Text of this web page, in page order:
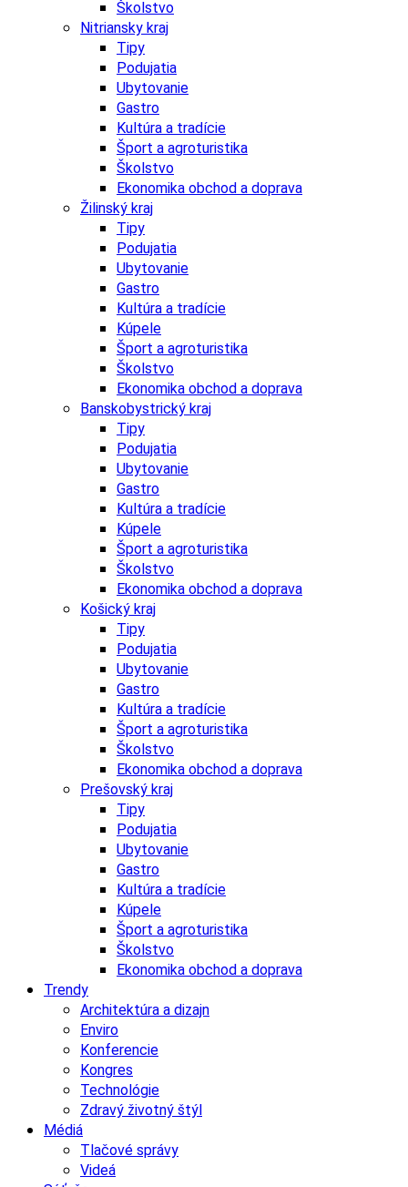
Školstvo
Nitriansky kraj
Tipy
Podujatia
Ubytovanie
Gastro
Kultúra a tradície
Šport a agroturistika
Školstvo
Ekonomika obchod a doprava
Žilinský kraj
Tipy
Podujatia
Ubytovanie
Gastro
Kultúra a tradície
Kúpele
Šport a agroturistika
Školstvo
Ekonomika obchod a doprava
Banskobystrický kraj
Tipy
Podujatia
Ubytovanie
Gastro
Kultúra a tradície
Kúpele
Šport a agroturistika
Školstvo
Ekonomika obchod a doprava
Košický kraj
Tipy
Podujatia
Ubytovanie
Gastro
Kultúra a tradície
Šport a agroturistika
Školstvo
Ekonomika obchod a doprava
Prešovský kraj
Tipy
Podujatia
Ubytovanie
Gastro
Kultúra a tradície
Kúpele
Šport a agroturistika
Školstvo
Ekonomika obchod a doprava
Trendy
Architektúra a dizajn
Enviro
Konferencie
Kongres
Technológie
Zdravý životný štýl
Médiá
Tlačové správy
Videá